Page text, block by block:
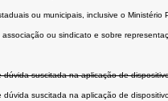
ou municipais, inclusive o
ou sindicato e sobre
suscitada na aplicação de
suscitada na aplicação de